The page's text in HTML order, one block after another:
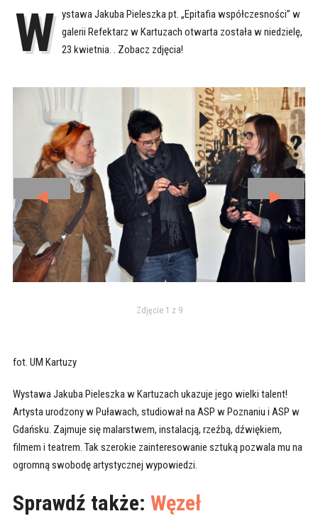
W ystawa Jakuba Pieleszka pt. „Epitafia współczesności” w
galerii Refektarz w Kartuzach otwarta została w niedzielę,
23 kwietnia. . Zobacz zdjęcia!
◄ ►
Zdjęcie 1 z 9
fot. UM Kartuzy
Wystawa Jakuba Pieleszka w Kartuzach ukazuje jego wielki talent!
Artysta urodzony w Puławach, studiował na ASP w Poznaniu i ASP w
Gdańsku. Zajmuje się malarstwem, instalacją, rzeźbą, dźwiękiem,
filmem i teatrem. Tak szerokie zainteresowanie sztuką pozwala mu na
ogromną swobodę artystycznej wypowiedzi.
Sprawdź także: Węzeł